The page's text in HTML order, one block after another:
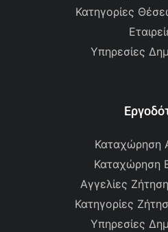
Κατηγορίες
Υπηρεσίες
Καταχώρηση
Καταχώρηση
Αγγελίες
Κατηγορίες
Υπηρεσίες